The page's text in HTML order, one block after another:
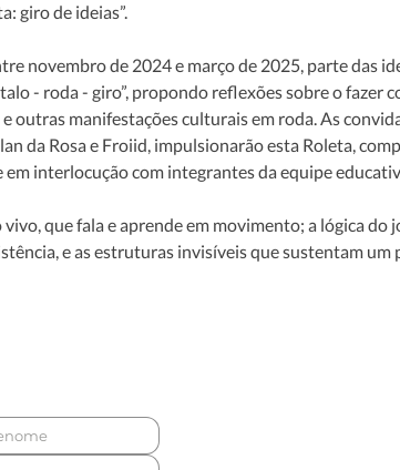
giro de ideias”.
novembro de 2024 e março de 2025, parte das
- roda - giro”, propondo reflexões sobre o fazer
outras manifestações culturais em roda. As
da Rosa e Froiid, impulsionarão esta Roleta,
interlocução com integrantes da equipe
que fala e aprende em movimento; a lógica
e as estruturas invisíveis que sustentam